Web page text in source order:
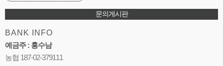
문의게시판
BANK INFO
예금주 : 홍수남
농협 187-02-379111